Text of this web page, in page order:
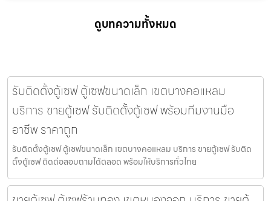
ดูบทความทั้งหมด
รับติดตั้งตู้เซฟ ตู้เซฟขนาดเล็ก เขตบางคอแหลม
บริการ ขายตู้เซฟ รับติดตั้งตู้เซฟ พร้อมทีมงานมือ
อาชีพ ราคาถูก
รับติดตั้งตู้เซฟ ตู้เซฟขนาดเล็ก เขตบางคอแหลม บริการ ขายตู้เซฟ รับติด
ตั้งตู้เซฟ ติดต่อสอบถามได้ตลอด พร้อมให้บริการทั่วไทย